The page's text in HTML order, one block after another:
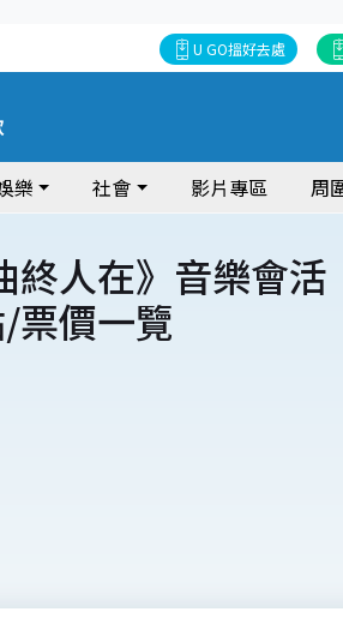
U GO搵好去處
樂 社會 影片專區 周
人在》音樂會活
票價一覽